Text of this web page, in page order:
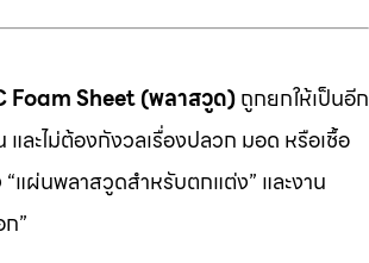
Foam Sheet (พลาสวูด)ถูกยกให้เป็นอีก
ะไม่ต้องกังวลเรื่องปลวก มอด หรือเชื้อ
แผ่นพลาสวูดสำหรับตกแต่ง” และงาน
”